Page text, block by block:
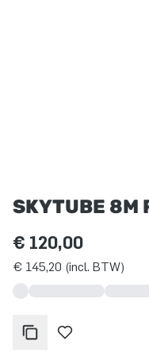
SKYTUBE 8M
€ 120,00
€ 145,20 (incl. BTW)